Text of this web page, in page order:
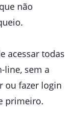
não
acessar todas
line, sem a
ou fazer login
primeiro.